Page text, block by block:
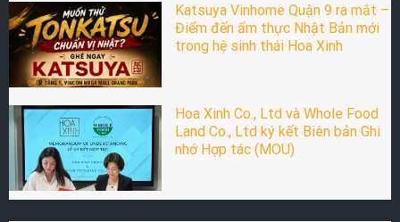
Katsuya Vinhome Quận 9 ra mắt –
Điểm đến ẩm thực Nhật Bản mới
trong hệ sinh thái Hoa Xinh
Hoa Xinh Co., Ltd và Whole Food
Land Co., Ltd ký kết Biên bản Ghi
nhớ Hợp tác (MOU)